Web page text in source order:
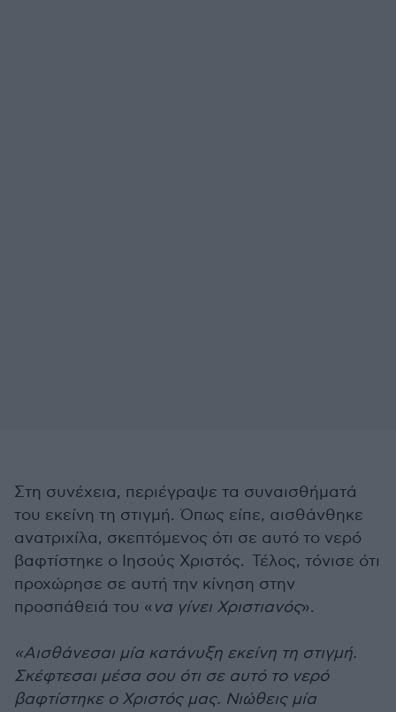
Στη συνέχεια, περιέγραψε τα συναισθήματά
του εκείνη τη στιγμή. Όπως είπε, αισθάνθηκε
ανατριχίλα, σκεπτόμενος ότι σε αυτό το νερό
βαφτίστηκε ο Ιησούς Χριστός. Τέλος, τόνισε ότι
προχώρησε σε αυτή την κίνηση στην
προσπάθειά του « να γίνει Χριστιανός».
«Αισθάνεσαι μία κατάνυξη εκείνη τη στιγμή.
Σκέφτεσαι μέσα σου ότι σε αυτό το νερό
βαφτίστηκε ο Χριστός μας. Νιώθεις μία